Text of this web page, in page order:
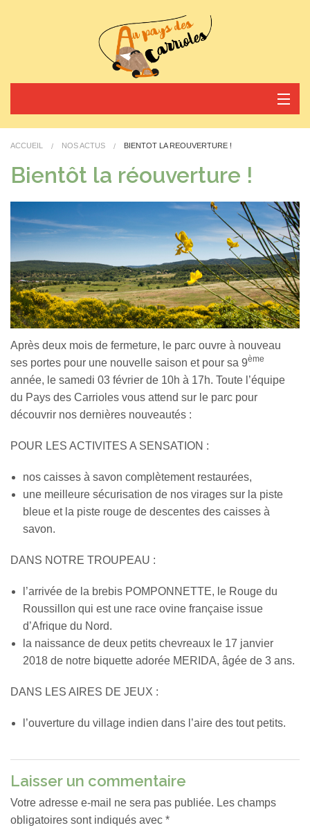
Nos activités
Horaires et tarifs
Réservez votre arrivée
Contact
ACCUEIL NOS ACTUS BIENTÔT LA RÉOUVERTURE !
Bientôt la réouverture !
Après deux mois de fermeture, le parc ouvre à nouveau
ses portes pour une nouvelle saison et pour sa 9ème
année, le samedi 03 février de 10h à 17h. Toute l’équipe
du Pays des Carrioles vous attend sur le parc pour
découvrir nos dernières nouveautés :
POUR LES ACTIVITES A SENSATION :
nos caisses à savon complètement restaurées,
une meilleure sécurisation de nos virages sur la piste
bleue et la piste rouge de descentes des caisses à
savon.
DANS NOTRE TROUPEAU :
l’arrivée de la brebis POMPONNETTE, le Rouge du
Roussillon qui est une race ovine française issue
d’Afrique du Nord.
la naissance de deux petits chevreaux le 17 janvier
2018 de notre biquette adorée MERIDA, âgée de 3 ans.
DANS LES AIRES DE JEUX :
l’ouverture du village indien dans l’aire des tout petits.
Laisser un commentaire
Votre adresse e-mail ne sera pas publiée. Les champs
obligatoires sont indiqués avec *